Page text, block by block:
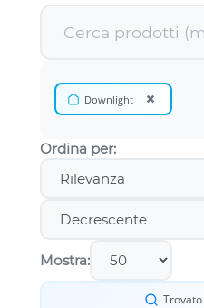
Downlight ×
Ordina per:
Mostra:
Trovato